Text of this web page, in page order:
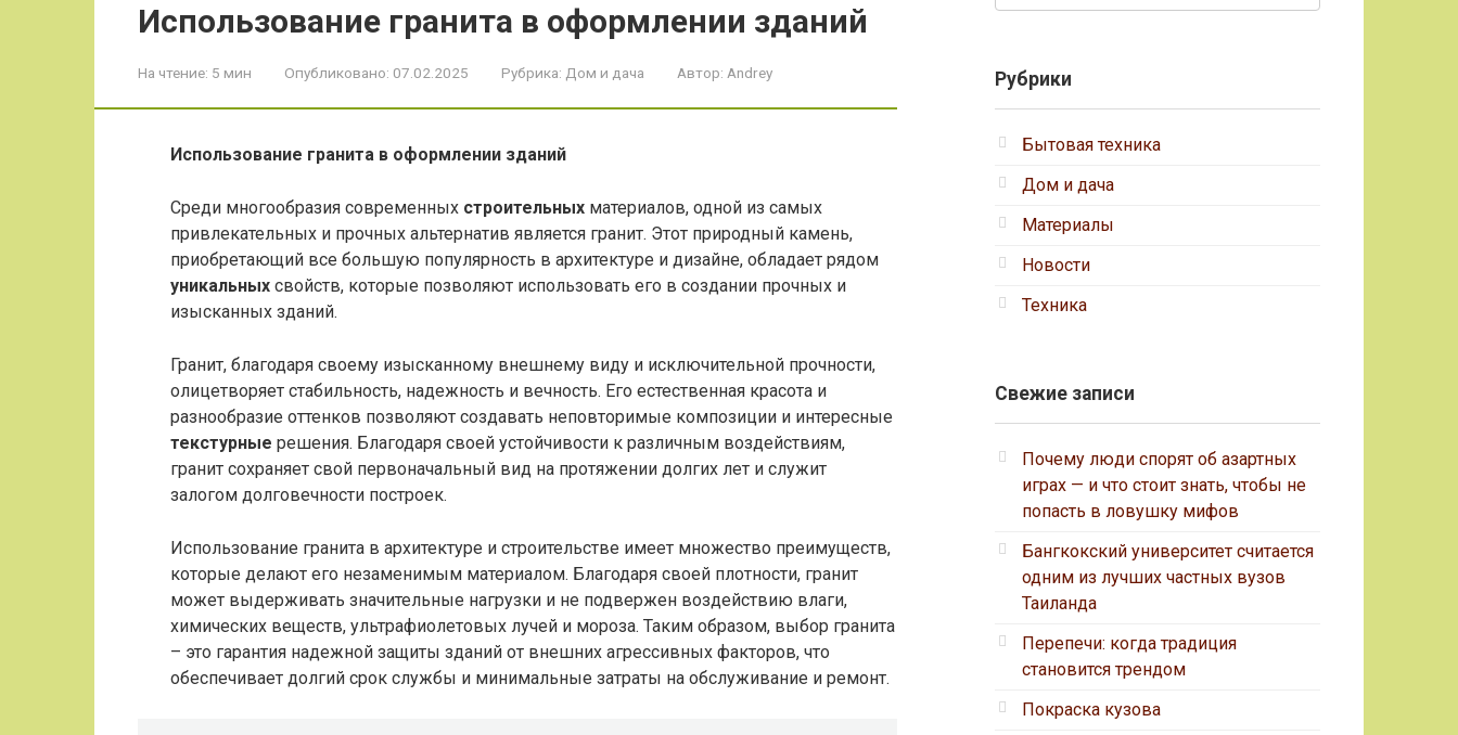
Использование гранита в оформлении зданий
На чтение: 5 мин Опубликовано: 07.02.2025 Рубрика: Дом и дача Автор: Andrey
Использование гранита в оформлении зданий
Среди многообразия современных строительных материалов, одной из самых
привлекательных и прочных альтернатив является гранит. Этот природный камень,
приобретающий все большую популярность в архитектуре и дизайне, обладает рядом
уникальных свойств, которые позволяют использовать его в создании прочных и
изысканных зданий.
Гранит, благодаря своему изысканному внешнему виду и исключительной прочности,
олицетворяет стабильность, надежность и вечность. Его естественная красота и
разнообразие оттенков позволяют создавать неповторимые композиции и интересные
текстурные решения. Благодаря своей устойчивости к различным воздействиям,
гранит сохраняет свой первоначальный вид на протяжении долгих лет и служит
залогом долговечности построек.
Использование гранита в архитектуре и строительстве имеет множество преимуществ,
которые делают его незаменимым материалом. Благодаря своей плотности, гранит
может выдерживать значительные нагрузки и не подвержен воздействию влаги,
химических веществ, ультрафиолетовых лучей и мороза. Таким образом, выбор гранита
– это гарантия надежной защиты зданий от внешних агрессивных факторов, что
обеспечивает долгий срок службы и минимальные затраты на обслуживание и ремонт.
Рубрики
Бытовая техника
Дом и дача
Материалы
Новости
Техника
Свежие записи
Почему люди спорят об азартных
играх — и что стоит знать, чтобы не
попасть в ловушку мифов
Бангкокский университет считается
одним из лучших частных вузов
Таиланда
Перепечи: когда традиция
становится трендом
Покраска кузова